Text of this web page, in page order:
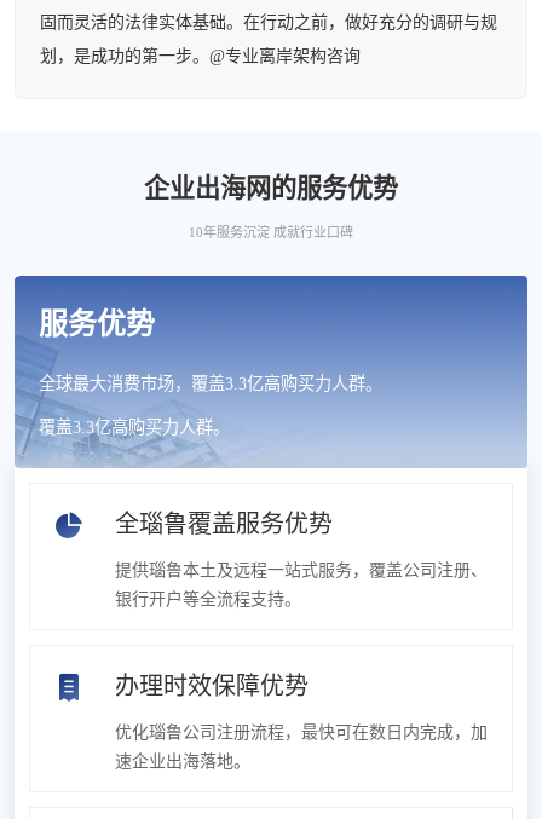
固而灵活的法律实体基础。在行动之前，做好充分的调研与规
划，是成功的第一步。@专业离岸架构咨询
企业出海网的服务优势
10年服务沉淀 成就行业口碑
服务优势
全球最大消费市场，覆盖3.3亿高购买力人群。
覆盖3.3亿高购买力人群。
全瑙鲁覆盖服务优势
提供瑙鲁本土及远程一站式服务，覆盖公司注册、
银行开户等全流程支持。
办理时效保障优势
优化瑙鲁公司注册流程，最快可在数日内完成，加
速企业出海落地。